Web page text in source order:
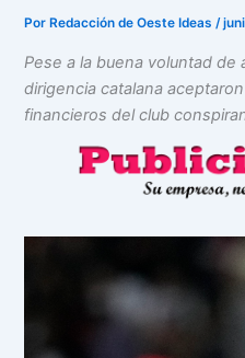
Por Redacción de Oeste Ideas/
Pese a la buena voluntad de
dirigencia catalana
financieros del club